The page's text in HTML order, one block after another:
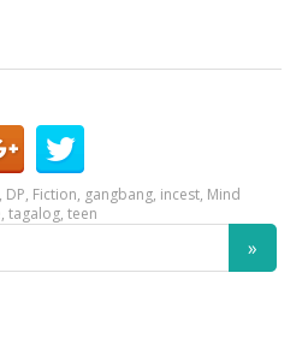
, DP, Fiction, gangbang, incest, Mind
,tagalog,teen